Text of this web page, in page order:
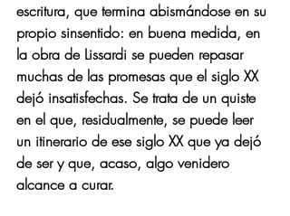
escritura, que termina abismándose en su
propio sinsentido: en buena medida, en
la obra de Lissardi se pueden repasar
muchas de las promesas que el siglo XX
dejó insatisfechas. Se trata de un quiste
en el que, residualmente, se puede leer
un itinerario de ese siglo XX que ya dejó
de ser y que, acaso, algo venidero
alcance a curar.